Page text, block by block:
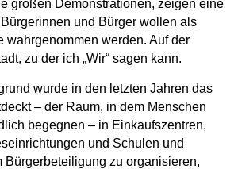
großen Demonstrationen, zeigen eine
und Bürger wollen als
wahrgenommen werden. Auf der
zu der ich „Wir“ sagen kann.
wurde in den letzten Jahren das
– der Raum, in dem Menschen
begegnen – in Einkaufszentren,
und Schulen und
Bürgerbeteiligung zu organisieren,